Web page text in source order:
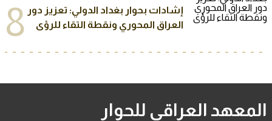
8 إشادات بحوار بغداد الدولي: تعزيز دور
العراق المحوري ونقطة التقاء للرؤى
المعهد العراقي للحوار